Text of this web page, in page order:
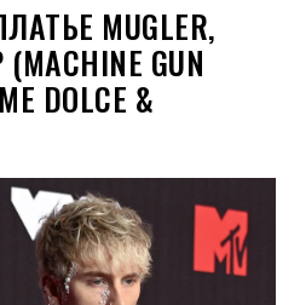
MUGLER,
GUN
DOLCE &